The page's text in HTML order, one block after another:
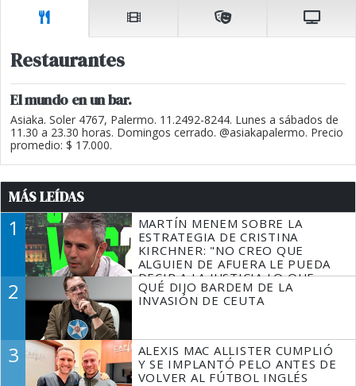
Restaurantes
El mundo en un bar.
Asiaka. Soler 4767, Palermo. 11.2492-8244. Lunes a sábados de
11.30 a 23.30 horas. Domingos cerrado. @asiakapalermo. Precio
promedio: $ 17.000.
MÁS LEÍDAS
1
MARTÍN MENEM SOBRE LA
ESTRATEGIA DE CRISTINA
KIRCHNER: "NO CREO QUE
ALGUIEN DE AFUERA LE PUEDA
DECIR A LA JUSTICIA LO QUE
TIENE QUE HACER"
2
QUÉ DIJO BARDEM DE LA
INVASIÓN DE CEUTA
3
ALEXIS MAC ALLISTER CUMPLIÓ
Y SE IMPLANTÓ PELO ANTES DE
VOLVER AL FÚTBOL INGLÉS